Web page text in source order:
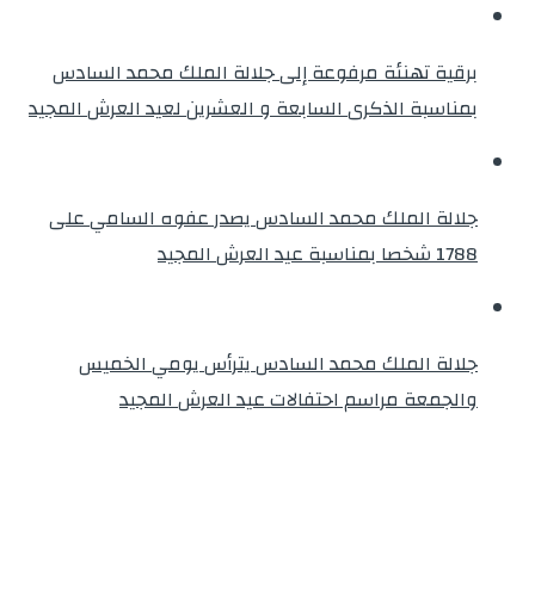
برقية تهنئة مرفوعة إلى جلالة الملك محمد السادس
بمناسبة الذكرى السابعة و العشرين لعيد العرش المجيد
جلالة الملك محمد السادس يصدر عفوه السامي على
1788 شخصا بمناسبة عيد العرش المجيد
جلالة الملك محمد السادس يترأس يومي الخميس
والجمعة مراسم احتفالات عيد العرش المجيد